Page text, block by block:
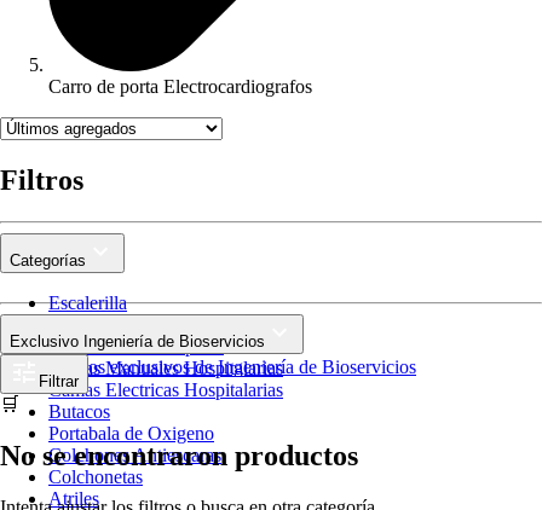
Carro de porta Electrocardiografos
Filtros
Categorías
Escalerilla
Camillas de Transporte
Camas Manuales Hospitalarias
Camas Electricas Hospitalarias
Butacos
Portabala de Oxigeno
Colchones Antiescaras
Colchonetas
Atriles
Exclusivo Ingeniería de Bioservicios
Productos exclusivos de Ingeniería de Bioservicios
Filtrar
🛒
No se encontraron productos